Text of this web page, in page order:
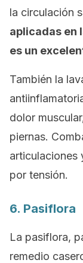
la circulación
aplicadas en
es un
También la
dolor
piernas.
articulaciones
por tensión.
6. Pasiflora
La pasiflora,
remedio